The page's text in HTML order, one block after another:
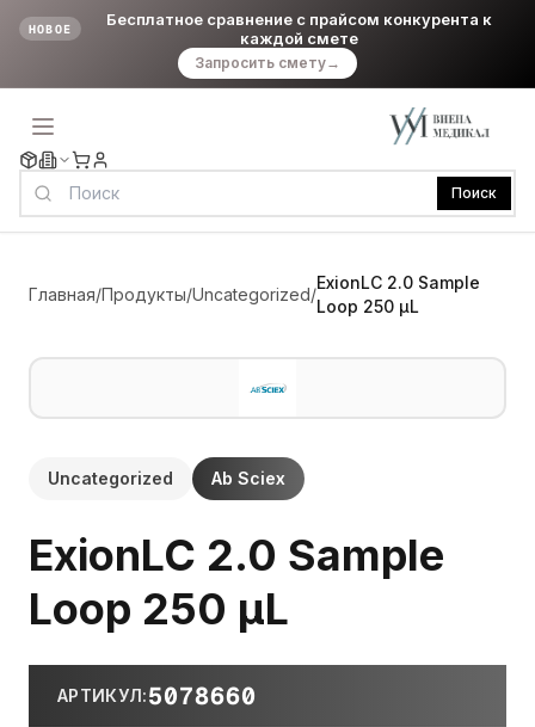
НОВОЕ
Бесплатное сравнение с прайсом конкурента к
каждой смете
Запросить смету→
Поиск
Главная/Продукты/Uncategorized/
ExionLC 2.0 Sample
Loop 250 µL
Uncategorized Ab Sciex
ExionLC 2.0 Sample
Loop 250 µL
АРТИКУЛ:5078660